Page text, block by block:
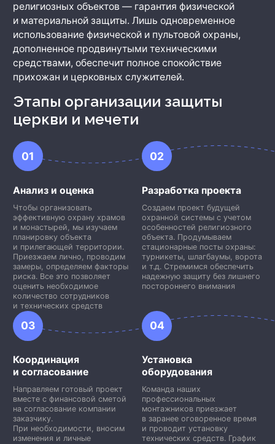
религиозных объектов — гарантия физической
и материальной защиты. Лишь одновременное
использование физической и пультовой охраны,
дополненное продвинутыми техническими
средствами, обеспечит полное спокойствие
прихожан и церковных служителей.
Этапы организации защиты
церкви и мечети
01
Анализ и оценка
Чтобы организовать
эффективную охрану храмов
и монастырей, мы изучаем
планировку объекта
и прилегающей территории.
Приезжаем лично, проводим
замеры, определяем факторы
риска. Все это позволяет
оценить необходимое
количество сотрудников
и технических средств
02
Разработка проекта
Создаем проект будущей
охранной системы с учетом
особенностей религиозного
объекта. Продумываем
стационарные посты охраны:
турникеты, шлагбаумы, ворота
и т.д. Стремимся обеспечить
надежную защиту без лишнего
постороннего внимания
03
Координация
и согласование
Направляем готовый проект
вместе с финансовой сметой
на согласование компании
заказчику.
При необходимости, вносим
изменения и личные
04
Установка
оборудования
Команда наших
профессиональных
монтажников приезжает
в заранее оговоренное время
и проводит установку
технических средств. График